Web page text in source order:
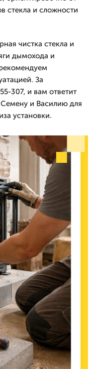
стекла и сложности
чистка стекла и
дымохода и
За
307, и вам ответит
и Василию для
установки.